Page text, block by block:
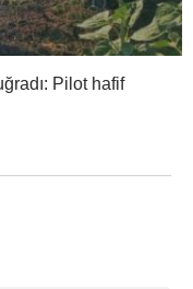
Pilot hafif